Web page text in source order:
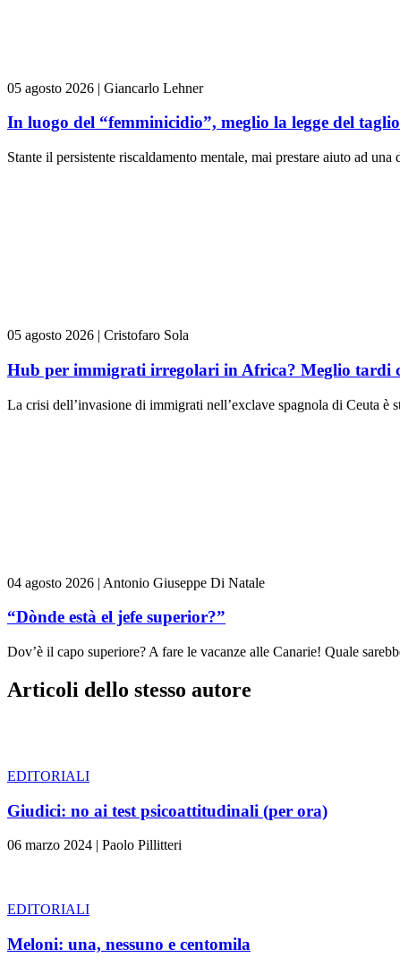
05 agosto 2026 | Giancarlo Lehner
In luogo del “femminicidio”, meglio la legge del
Stante il persistente riscaldamento mentale, mai prestare aiuto ad
05 agosto 2026 | Cristofaro Sola
Hub per immigrati irregolari in Africa? Meglio tardi
La crisi dell’invasione di immigrati nell’exclave spagnola di Ceuta è
04 agosto 2026 | Antonio Giuseppe Di Natale
“Dònde està el jefe superior?”
Dov’è il capo superiore? A fare le vacanze alle Canarie! Quale
Articoli dello stesso autore
EDITORIALI
Giudici: no ai test psicoattitudinali (per ora)
06 marzo 2024 | Paolo Pillitteri
EDITORIALI
Meloni: una, nessuno e centomila